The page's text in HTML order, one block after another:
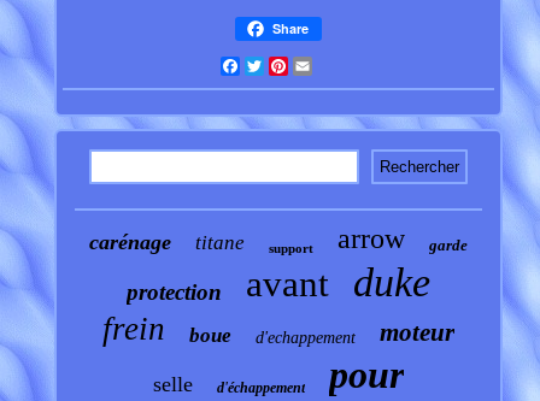
Share
Facebook
TwitterPinterest
carénage titane support arrow garde
protection avant duke
frein boue d'echappement moteur
selle d'échappement pour